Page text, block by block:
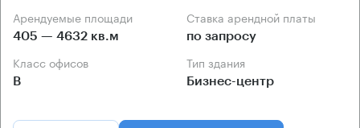
Арендуемые площади
405 — 4632 кв.м
Ставка арендной платы
по запросу
Класс офисов
B
Тип здания
Бизнес-центр